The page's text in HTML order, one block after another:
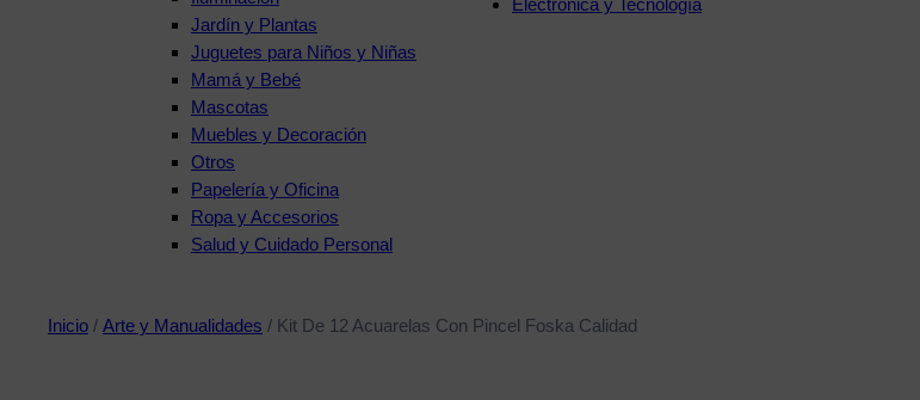
Jardín y Plantas
Juguetes para Niños y Niñas
Mamá y Bebé
Mascotas
Muebles y Decoración
Otros
Papelería y Oficina
Ropa y Accesorios
Salud y Cuidado Personal
Electrónica y Tecnología
Inicio / Arte y Manualidades / Kit De 12 Acuarelas Con Pincel Foska Calidad